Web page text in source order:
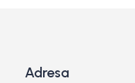
Adresa